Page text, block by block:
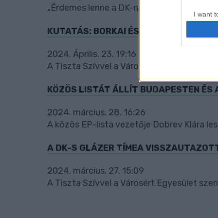
I want
I want
I want
„Érdemes lenne a DK-nak olyan érveket
KUTATÁS: BORKAI ÉS GLÁZER
2024. Április. 23. 19:16
A Tiszta Szívvel a Városért Egyesület
KÖZÖS LISTÁT ÁLLÍT BUDAPESTEN ÉS
2024. március. 28. 16:26
A közös EP-lista vezetője Dobrev Klára
A DK-S GLÁZER TÍMEA
2024. március. 27. 15:09
A Tiszta Szívvel a Városért Egyesület